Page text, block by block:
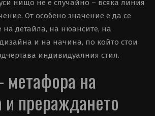
нищо не е случайно – всяка линия
От особено значение е да се
детайла, на нюансите, на
и на начина, по който стои
индивидуалния стил.
метафора на
и прераждането